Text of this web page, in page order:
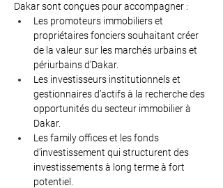
Dakar sont conçues pour accompagner :
Les promoteurs immobiliers et
propriétaires fonciers souhaitant créer
de la valeur sur les marchés urbains et
périurbains d’Dakar.
Les investisseurs institutionnels et
gestionnaires d’actifs à la recherche des
opportunités du secteur immobilier à
Dakar.
Les family offices et les fonds
d’investissement qui structurent des
investissements à long terme à fort
potentiel.